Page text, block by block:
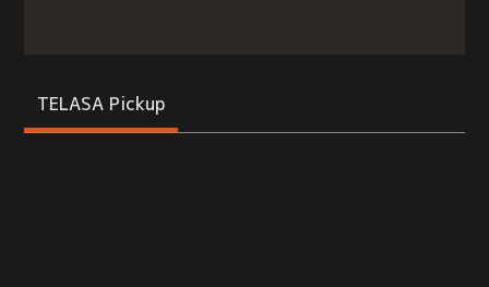
TELASA Pickup